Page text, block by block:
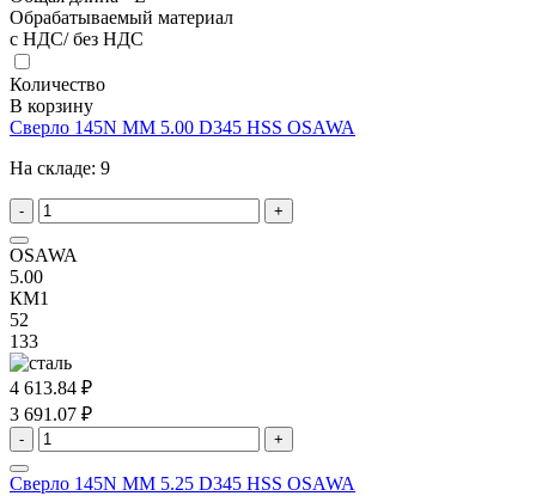
Обрабатываемый материал
с НДС/ без НДС
Количество
В корзину
Сверло 145N MM 5.00 D345 HSS OSAWA
На складе: 9
- +
OSAWA
5.00
КМ1
52
133
4 613.84 ₽
3 691.07 ₽
- +
Сверло 145N MM 5.25 D345 HSS OSAWA